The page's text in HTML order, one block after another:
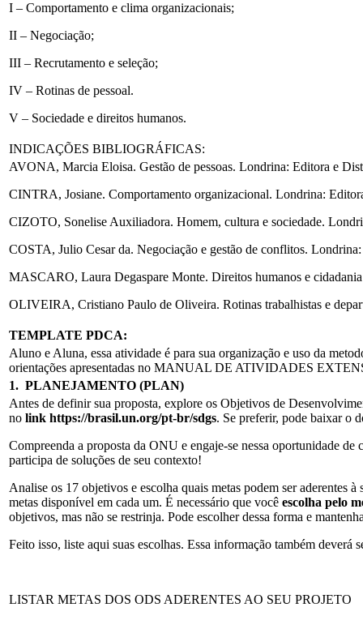
I – Comportamento e clima organizacionais;
II – Negociação;
III – Recrutamento e seleção;
IV – Rotinas de pessoal.
V – Sociedade e direitos humanos.
INDICAÇÕES BIBLIOGRÁFICAS:
AVONA, Marcia Eloisa. Gestão de pessoas. Londrina: Editora e
CINTRA, Josiane. Comportamento organizacional. Londrina:
CIZOTO, Sonelise Auxiliadora. Homem, cultura e sociedade.
COSTA, Julio Cesar da. Negociação e gestão de conflitos.
MASCARO, Laura Degaspare Monte. Direitos humanos e
OLIVEIRA, Cristiano Paulo de Oliveira. Rotinas trabalhistas e
TEMPLATE PDCA:
Aluno e Aluna, essa atividade é para sua organização e uso da
orientações apresentadas no MANUAL DE ATIVIDADES
1. PLANEJAMENTO (PLAN)
Antes de definir sua proposta, explore os Objetivos de
no link https://brasil.un.org/pt-br/sdgs. Se preferir, pode baixar o
Compreenda a proposta da ONU e engaje-se nessa oportunidade
participa de soluções de seu contexto!
Analise os 17 objetivos e escolha quais metas podem ser aderentes
metas disponível em cada um. É necessário que você escolha pelo
objetivos, mas não se restrinja. Pode escolher dessa forma e
Feito isso, liste aqui suas escolhas. Essa informação também
LISTAR METAS DOS ODS ADERENTES AO SEU PROJETO